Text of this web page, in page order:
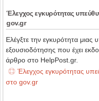
Έλεγχος εγκυρότητας
gov.gr
Ελέγξτε την εγκυρότητα
εξουσιοδότησης που έχει
άρθρο στο HelpPost.gr.
Έλεγχος εγκυρότητας
στο gov.gr